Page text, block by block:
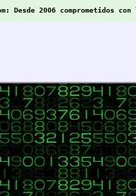
el acceso de bots
leerhttps://
Tal y como lo describes,
pero creo que puede valer
con contenido inicial
con contenido inicial
Desde 2006 comprometidos